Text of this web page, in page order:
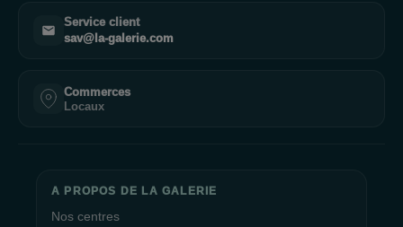
Service client
sav@la-galerie.com
Commerces
Locaux
A PROPOS DE LA GALERIE
Nos centres